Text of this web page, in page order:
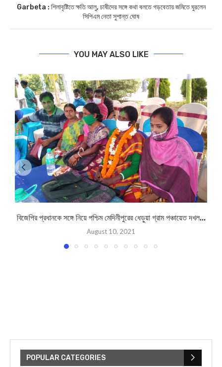
Garbeta : শিলাবৃষ্টিতে ক্ষতি আলু, চাষীদের সঙ্গে কথা বলতে গড়বেতায় জমিতে ঘুরলেন
সিপিএম নেতা সুশান্ত ঘোষ
YOU MAY ALSO LIKE
বিজেপির প্রধানকে সঙ্গে নিয়ে পশ্চিম মেদিনীপুরের ধেড়ুয়া গ্রাম পঞ্চায়েত দখল...
August 10, 2021
POPULAR CATEGORIES